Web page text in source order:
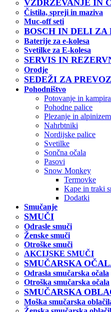
VZDRŽEVANJE IN
Čistila, spreji in maziva
Muc-off seti
BOSCH IN DELI ZA
Baterije za e-kolesa
Svetilke za E-kolesa
SERVIS IN
Orodje
SEDEŽI ZA
Pohodništvo
Potovanje in
Pohodne palice
Plezanje in alpinizem
Nahrbtniki
Nordijske palice
Svetilke
Sončna očala
Pasovi
Snow Monkey
Termovke
Kape in traki
Dodatki
Smučanje
SMUČI
Odrasle smuči
Ženske smuči
Otroške smuči
AKCIJSKE SMUČI
SMUČARSKA
Odrasla smučarska očala
Otroška smučarska očala
SMUČARSKA
Moška smučarska